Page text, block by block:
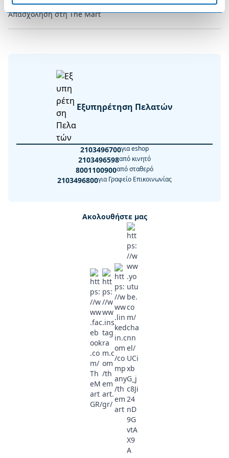
Απασχόληση στη The Mart
Εξυπηρέτηση Πελατών
2103496700για eshop
2103496598από κινητό
8001100900από σταθερό
2103496800για Γραφείο Επικοινωνίας
Ακολουθήστε μας